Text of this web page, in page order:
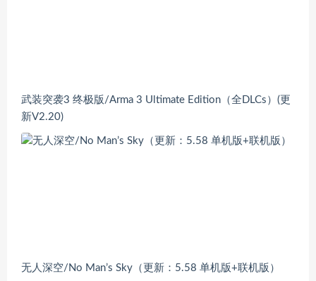
武装突袭3 终极版/Arma 3 Ultimate Edition（全DLCs）(更
新V2.20)
无人深空/No Man’s Sky（更新：5.58 单机版+联机版）